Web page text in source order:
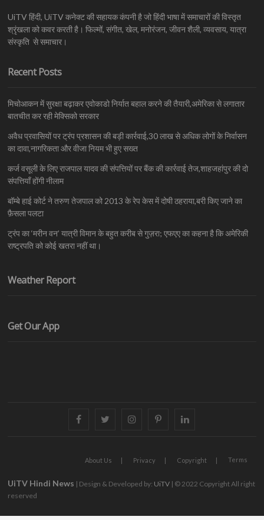
UiTV हिंदी, UiTV कनेक्ट की सहायक कंपनी है जो हिंदी भाषा में समाचारों की विस्तृत
श्रृंखला को कवर करती है। फिल्मों, संगीत, खेल, मनोरंजन, जीवन शैली, व्यवसाय, यात्रा
संस्कृति से समाचार।
Recent Posts
मिचोआकन में सुरक्षा बढ़ाकर एवोकाडो निर्यात बहाल करने की तैयारी,अमेरिका से लगातार
बातचीत कर रही मेक्सिको सरकार
अवैध प्रवासियों पर ट्रंप प्रशासन की बड़ी कार्रवाई,30 लाख से अधिक लोगों के निर्वासन
का दावा,नागरिकता और वीजा नियम भी हुए सख्त
कर्ज वसूली के लिए राजपाल यादव की संपत्तियों पर बैंक की कार्रवाई तेज,शाहजहांपुर की दो
संपत्तियाँ होंगी नीलाम
बॉम्बे हाई कोर्ट ने तरुण तेजपाल को 2013 के रेप केस में दोषी ठहराया,बरी किए जाने का
फ़ैसला पलटा
ट्रंप का ‘मरीन वन’ यात्री विमान के बहुत करीब से गुज़रा; एफएए का कहना है कि अमेरिकी
राष्ट्रपति को कोई खतरा नहीं था।
Weather Report
Get Our App
facebook twitter instagrampinterestlinkedin
About Us Privacy Copyright Terms
UiTV Hindi News | Design & Developed by: UiTV | © 2022 Copyright All right
reserved